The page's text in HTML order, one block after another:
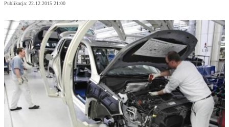
Publikacja: 22.12.2015 21:00